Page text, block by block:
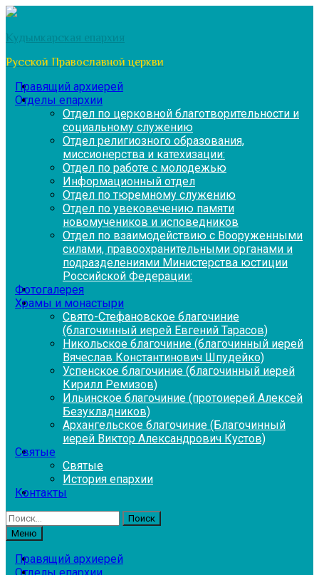
Перейти
содержимому
Кудымкарская епархия
Русской Православной церкви
Правящий архиерей
Отделы епархии
Отдел по церковной благотворительности и
социальному служению
Отдел религиозного образования,
миссионерства и катехизации:
Отдел по работе с молодежью
Информационный отдел
Отдел по тюремному служению
Отдел по увековечению памяти
новомучеников и исповедников
Отдел по взаимодействию с Вооруженными
силами, правоохранительными органами и
подразделениями Министерства юстиции
Российской Федерации:
Фотогалерея
Храмы и монастыри
Свято-Стефановское благочиние
(благочинный иерей Евгений Тарасов)
Никольское благочиние (благочинный иерей
Вячеслав Константинович Шпудейко)
Успенское благочиние (благочинный иерей
Кирилл Ремизов)
Ильинское благочиние (протоиерей Алексей
Безукладников)
Архангельское благочиние (Благочинный
иерей Виктор Александрович Кустов)
Святые
Святые
История епархии
Контакты
Найти:
Меню
Правящий архиерей